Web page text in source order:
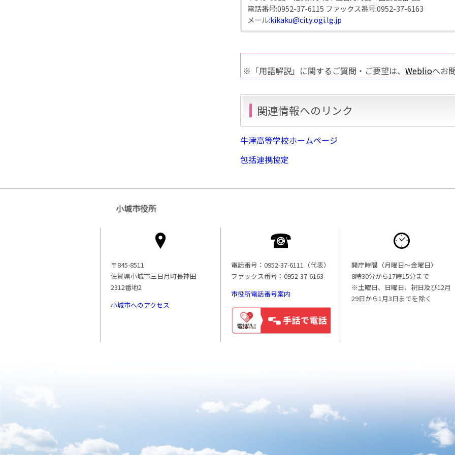
電話番号:0952-37-6115 ファックス番号:0952-37-6163
メール:kikaku@city.ogi.lg.jp
※「用語解説」に関するご質問・ご要望は、 Weblioへお
関連情報へのリンク
牛津高等学校ホームページ
包括連携協定
小城市役所
〒845-8511
佐賀県小城市三日月町長神田
2312番地2
小城市へのアクセス
電話番号：0952-37-6111（代表）
ファックス番号：0952-37-6163
市役所電話番号案内
開庁時間（月曜日〜金曜日）
8時30分から17時15分まで
※土曜日、日曜日、祝日及び12月
29日から1月3日までを除く